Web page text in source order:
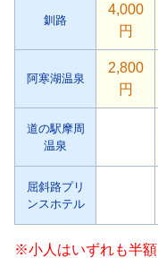
釧路
4,000
円
阿寒湖温泉
2,800
円
道の駅摩周
温泉
屈斜路プリ
ンスホテル
※小人はいずれも半額